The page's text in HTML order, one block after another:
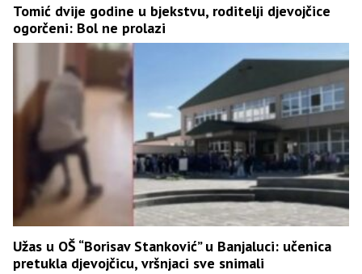
Tomić dvije godine u bjekstvu, roditelji djevojčice
ogorčeni: Bol ne prolazi
Užas u OŠ “Borisav Stanković” u Banjaluci: učenica
pretukla djevojčicu, vršnjaci sve snimali